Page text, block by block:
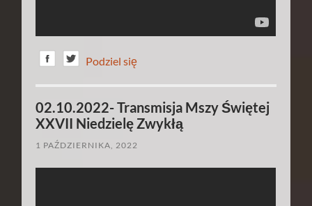
Podziel się
02.10.2022- Transmisja Mszy Świętej
XXVII Niedzielę Zwykłą
1 PAŹDZIERNIKA, 2022